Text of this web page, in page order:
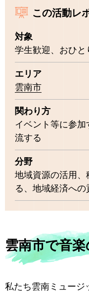
この活動レ
対象
学生歓迎、おひ
エリア
雲南市
関わり方
イベント等に参
流する
分野
地域資源の活用
る、地域経済への
雲南市で音
私たち雲南ミュージ